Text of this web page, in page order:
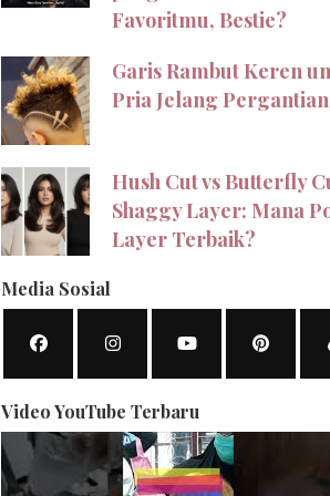
Favoritmu, Bestie?
Garis Rambut Keren
Pria Jelang
Hush Cut vs Butterfly
Shaggy Layer: Mana
Layer Terbaik?
Media Sosial
Video YouTube Terbaru